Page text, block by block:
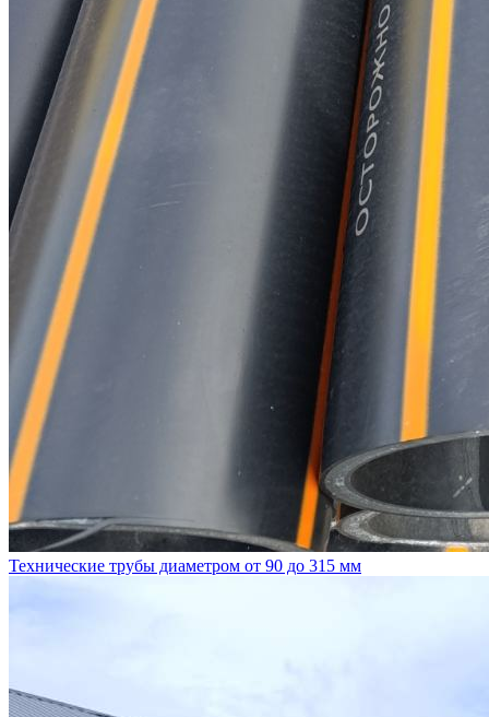
Технические трубы диаметром от 90 до 315 мм